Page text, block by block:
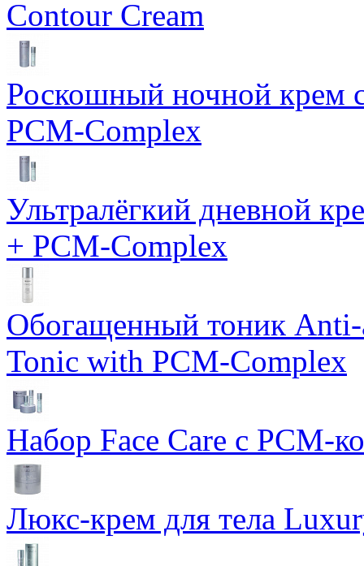
Contour Cream
Роскошный ночной крем
PCM-Complex
Ультралёгкий дневной
+ PCM-Complex
Обогащенный тоник Anti-
Tonic with PCM-Complex
Набор Face Care с PCM-
Люкс-крем для тела